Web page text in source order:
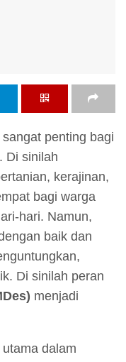
penting bagi
Di sinilah
kerajinan,
bagi warga
hari. Namun,
baik dan
Di sinilah peran
menjadi
dalam